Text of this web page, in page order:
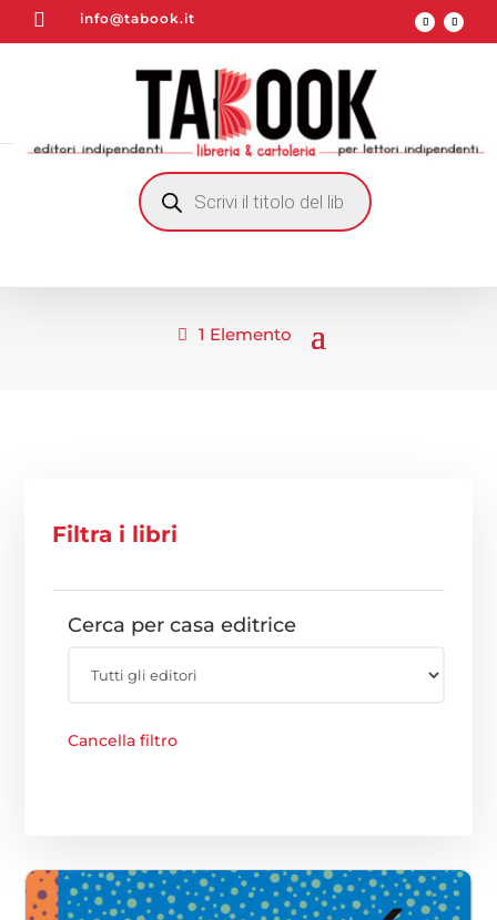
 info@tabook.it
RICERCA
PRODOTTI
1 Elemento
Filtra i libri
Cerca per casa editrice
Cancella filtro